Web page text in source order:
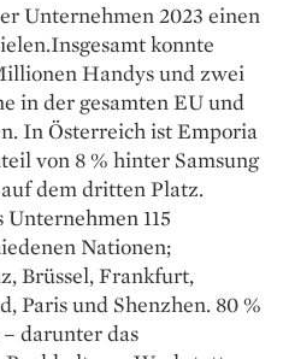
Unternehmen 2023 einen
konnte
Handys und zwei
in der gesamten EU und
In Österreich ist Emporia
von 8 % hinter Samsung
dem dritten Platz.
115
Nationen;
Brüssel, Frankfurt,
Paris und Shenzhen. 80 %
darunter das